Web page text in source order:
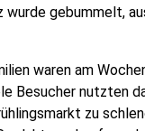
wurde gebummelt,
waren am
Besucher nutzten
zu